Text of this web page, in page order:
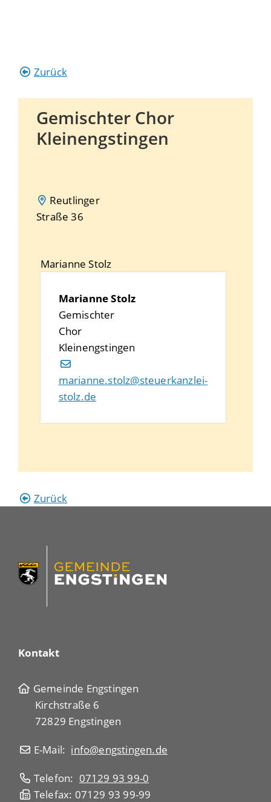
Zurück
Gemischter Chor
Kleinengstingen
Reutlinger
Straße 36
Marianne Stolz
MarianneStolz
Gemischter
Chor
Kleinengstingen
marianne.stolz@steuerkanzlei-
stolz.de
Zurück
Kontakt
Gemeinde Engstingen
Kirchstraße 6
72829 Engstingen
E-Mail: info@engstingen.de
Telefon: 07129 93 99-0
Telefax: 07129 93 99-99